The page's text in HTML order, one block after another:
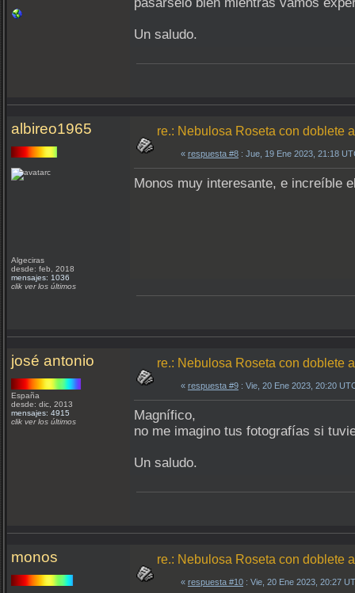
Un saludo.
albireo1965
Algeciras
desde: feb, 2018
mensajes: 1036
clik ver los últimos
re.: Nebulosa Roseta con doblete
« respuesta #8 : Jue, 19 Ene 2023, 21:18
Monos muy interesante, e increíble
josé antonio
España
desde: dic, 2013
mensajes: 4915
clik ver los últimos
re.: Nebulosa Roseta con doblete
« respuesta #9 : Vie, 20 Ene 2023, 20:20
Magnífico,
no me imagino tus fotografías si
Un saludo.
monos re.: Nebulosa Roseta con doblete
« respuesta #10 : Vie, 20 Ene 2023, 20:27